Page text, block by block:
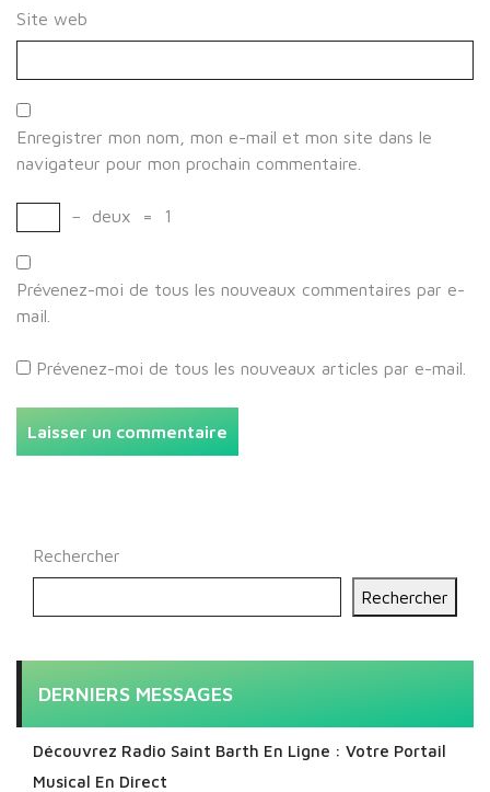
Site web
Enregistrer mon nom, mon e-mail et mon site dans le
navigateur pour mon prochain commentaire.
− deux = 1
Prévenez-moi de tous les nouveaux commentaires par e-
mail.
Prévenez-moi de tous les nouveaux articles par e-mail.
Rechercher
Rechercher
DERNIERS MESSAGES
Découvrez Radio Saint Barth En Ligne : Votre Portail
Musical En Direct